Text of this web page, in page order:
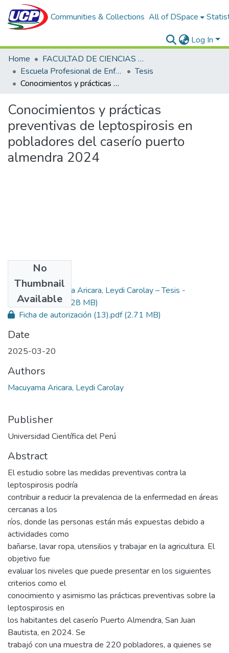
Communities & Collections All of DSpace
Log In
Home
FACULTAD DE CIENCIAS DE LA SALUD
Escuela Profesional de Enfermería
Tesis
Conocimientos y prácticas preventivas de leptospirosis en pobladores del caserío puerto almendra 2024
Conocimientos y prácticas
preventivas de leptospirosis en
pobladores del caserío puerto
almendra 2024
No
Thumbnail
Available
Macuyama Aricara, Leydi Carolay – Tesis -
Enfermería.pdf(1.28 MB)
Ficha de autorización (13).pdf(2.71 MB)
Date
2025-03-20
Authors
Macuyama Aricara, Leydi Carolay
Publisher
Universidad Científica del Perú
Abstract
El estudio sobre las medidas preventivas contra la
leptospirosis podría
contribuir a reducir la prevalencia de la enfermedad en áreas
cercanas a los
ríos, donde las personas están más expuestas debido a
actividades como
bañarse, lavar ropa, utensilios y trabajar en la agricultura. El
objetivo fue
evaluar los niveles que puede presentar en los siguientes
criterios como el
conocimiento y asimismo las prácticas preventivas sobre la
leptospirosis en
los habitantes del caserío Puerto Almendra, San Juan
Bautista, en 2024. Se
trabajó con una muestra de 220 pobladores, a quienes se